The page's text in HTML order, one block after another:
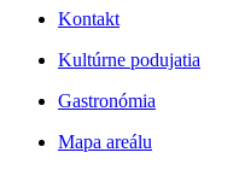
Kontakt
Kultúrne podujatia
Gastronómia
Mapa areálu